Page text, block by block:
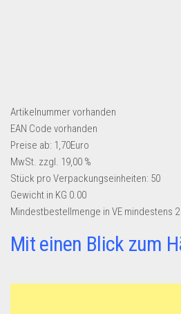
Artikelnummervorhanden
EAN Code vorhanden
Preise ab: 1,70Euro
MwSt. zzgl. 19,00 %
Stück pro Verpackungseinheiten: 50
Gewicht in KG 0.00
Mindestbestellmenge in VE mindestens 2
Mit einen Blick zum